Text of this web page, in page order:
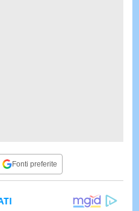
Fonti preferite